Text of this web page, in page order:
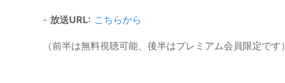
- 放送URL: こちらから
（前半は無料視聴可能、後半はプレミアム会員限定です）